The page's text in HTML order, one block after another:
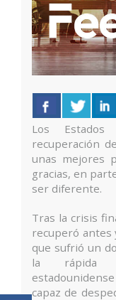
Los
recuperación
unas mejores
gracias, en
ser diferente.
Tras la crisis
recuperó antes
que sufrió un
la rápida
capaz de